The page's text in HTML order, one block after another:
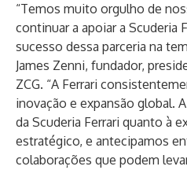
“Temos muito orgulho de
continuar a apoiar a Scuderia
sucesso dessa parceria na
James Zenni, fundador,
ZCG. “A Ferrari
inovação e expansão global.
da Scuderia Ferrari quanto à
estratégico, e antecipamos
colaborações que podem